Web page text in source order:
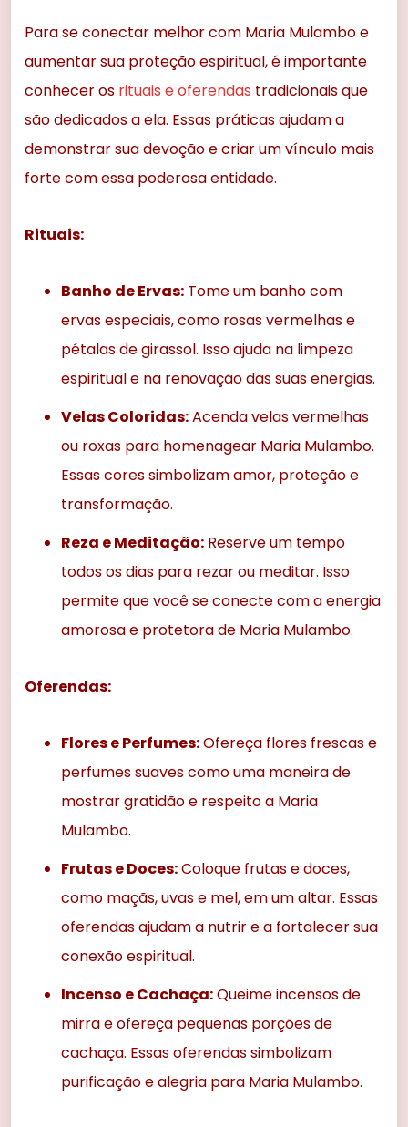
Para se conectar melhor com Maria Mulambo e
aumentar sua proteção espiritual, é importante
conhecer os rituais e oferendas tradicionais que
são dedicados a ela. Essas práticas ajudam a
demonstrar sua devoção e criar um vínculo mais
forte com essa poderosa entidade.
Rituais:
Banho de Ervas: Tome um banho com
ervas especiais, como rosas vermelhas e
pétalas de girassol. Isso ajuda na limpeza
espiritual e na renovação das suas energias.
Velas Coloridas:Acenda velas vermelhas
ou roxas para homenagear Maria Mulambo.
Essas cores simbolizam amor, proteção e
transformação.
Reza e Meditação: Reserve um tempo
todos os dias para rezar ou meditar. Isso
permite que você se conecte com a energia
amorosa e protetora de Maria Mulambo.
Oferendas:
Flores e Perfumes:Ofereça flores frescas e
perfumes suaves como uma maneira de
mostrar gratidão e respeito a Maria
Mulambo.
Frutas e Doces:Coloque frutas e doces,
como maçãs, uvas e mel, em um altar. Essas
oferendas ajudam a nutrir e a fortalecer sua
conexão espiritual.
Incenso e Cachaça:Queime incensos de
mirra e ofereça pequenas porções de
cachaça. Essas oferendas simbolizam
purificação e alegria para Maria Mulambo.